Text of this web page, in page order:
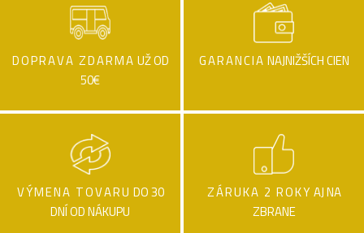
DOPRAVA ZDARMA UŽ OD
50€
GARANCIA NAJNIŽŠÍCH CIEN
VÝMENA TOVARU DO 30
DNÍ OD NÁKUPU
ZÁRUKA 2 ROKY AJ NA
ZBRANE